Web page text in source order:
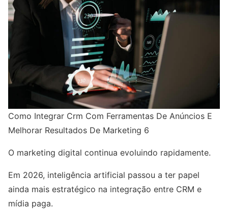
Como Integrar Crm Com Ferramentas De Anúncios E
Melhorar Resultados De Marketing 6
O marketing digital continua evoluindo rapidamente.
Em 2026, inteligência artificial passou a ter papel
ainda mais estratégico na integração entre CRM e
mídia paga.